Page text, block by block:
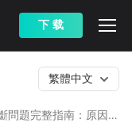
下 载
問題完整指南：原因與
繁體中文